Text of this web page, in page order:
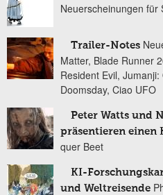
Neuerscheinungen für
Trailer-Notes
Matter, Blade Runner
Resident Evil,
Doomsday, Ciao UFO
Peter Watts und
präsentieren einen
quer Beet
KI-
und Weltreisende